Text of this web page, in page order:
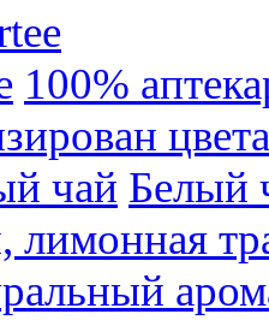
100%
чай Белый
лимонная